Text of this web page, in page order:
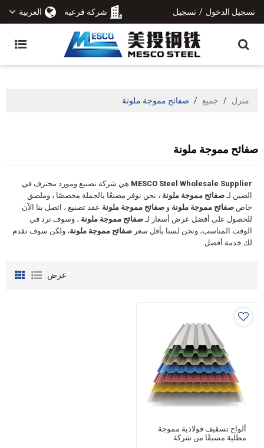
تسجيل الدخول / تسجيل شركة فرعية العربية
منزل / جميع / صفائح مموجة ملونة
صفائح مموجة ملونة
MESCO Steel Wholesale Supplier هي شركة تصنيع ومورد محترف في
الصين لـصفائح مموجة ملونة ، نحن نوفر مصنعًا بالجملة مخصصًا ، وملصق
خاص صفائح مموجة ملونة و صفائح مموجة ملونة عقد تصنيع ، اتصل بنا الآن
للحصول على أفضل عرض أسعار لـصفائح مموجة ملونة ، وسوف نرد في
الوقت المناسب، ونحن لسنا بأقل سعر صفائح مموجة ملونة، ولكن سوف نقدم
لك خدمة أفضل.
عرض
ألواح تسقيف فولاذية مموجة
مطلية مسبقًا من شركة